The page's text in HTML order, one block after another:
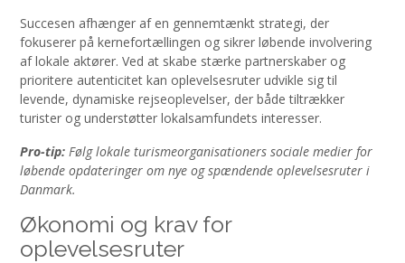
Succesen afhænger af en gennemtænkt strategi, der
fokuserer på kernefortællingen og sikrer løbende involvering
af lokale aktører. Ved at skabe stærke partnerskaber og
prioritere autenticitet kan oplevelsesruter udvikle sig til
levende, dynamiske rejseoplevelser, der både tiltrækker
turister og understøtter lokalsamfundets interesser.
Pro-tip: Følg lokale turismeorganisationers sociale medier for
løbende opdateringer om nye og spændende oplevelsesruter i
Danmark.
Økonomi og krav for
oplevelsesruter